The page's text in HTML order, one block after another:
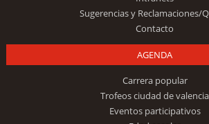
Sugerencias y Reclamaciones/
Contacto
AGENDA
Carrera popular
Trofeos ciudad de valencia
Eventos participativos